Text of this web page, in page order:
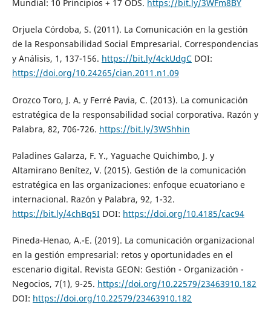
Mundial: 10 Principios + 17 ODS. https://bit.ly/3WFm8BY
Orjuela Córdoba, S. (2011). La Comunicación en la gestión
de la Responsabilidad Social Empresarial. Correspondencias
y Análisis, 1, 137-156. https://bit.ly/4ckUdgCDOI:
https://doi.org/10.24265/cian.2011.n1.09
Orozco Toro, J. A. y Ferré Pavia, C. (2013). La comunicación
estratégica de la responsabilidad social corporativa. Razón y
Palabra, 82, 706-726. https://bit.ly/3WShhin
Paladines Galarza, F. Y., Yaguache Quichimbo, J. y
Altamirano Benítez, V. (2015). Gestión de la comunicación
estratégica en las organizaciones: enfoque ecuatoriano e
internacional. Razón y Palabra, 92, 1-32.
https://bit.ly/4chBq5IDOI: https://doi.org/10.4185/cac94
Pineda-Henao, A.-E. (2019). La comunicación organizacional
en la gestión empresarial: retos y oportunidades en el
escenario digital. Revista GEON: Gestión - Organización -
Negocios, 7(1), 9-25. https://doi.org/10.22579/23463910.182
DOI: https://doi.org/10.22579/23463910.182